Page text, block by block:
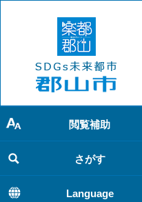
で
す
。
ば
し
て
本
文
へ
閲覧補助
さがす
Language